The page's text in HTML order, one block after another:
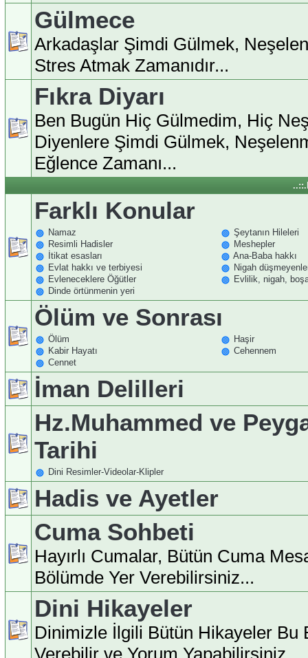
Gülmece
Arkadaşlar Şimdi Gülmek,
Stres Atmak Zamanıdır...
Fıkra Diyarı
Ben Bugün Hiç Gülmedim, Hiç
Diyenlere Şimdi Gülmek,
Eğlence Zamanı...
Farklı Konular
Namaz
Şeytanın Hileleri
Resimli Hadisler
Meshepler
İtikat esasları
Ana-Baba hakkı
Evlat hakkı ve terbiyesi
Nigah
Evleneceklere Öğütler
Evlilik, nigah,
Dinde örtünmenin yeri
Ölüm ve Sonrası
Ölüm
Haşir
Kabir Hayatı
Cehennem
Cennet
İman Delilleri
Hz.Muhammed ve
Tarihi
Dini Resimler-Videolar-Klipler
Hadis ve Ayetler
Cuma Sohbeti
Hayırlı Cumalar, Bütün Cuma
Bölümde Yer Verebilirsiniz...
Dini Hikayeler
Dinimizle İlgili Bütün Hikayeler Bu
Verebilir ve Yorum Yapabilirsiniz...